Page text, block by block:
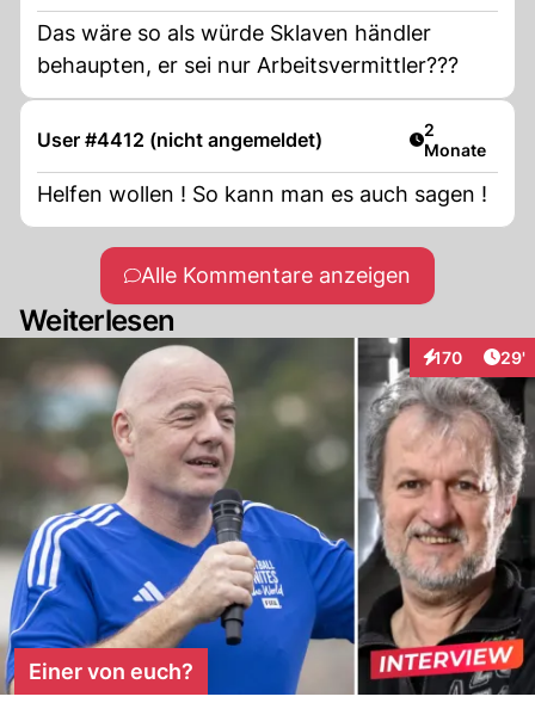
Das wäre so als würde Sklaven händler
behaupten, er sei nur Arbeitsvermittler???
User #4412 (nicht angemeldet) Artikel
2
Monate
Helfen wollen ! So kann man es auch sagen !
Alle Kommentare anzeigen
Weiterlesen
170
Interaktionen
29'
Einer von euch?